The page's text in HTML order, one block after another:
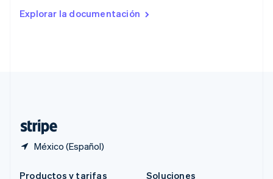
Explorar la documentación
México (Español)
English
Productos y tarifas
Soluciones